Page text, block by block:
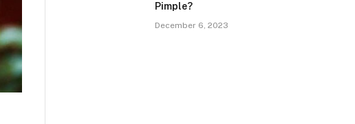
Pimple?
December 6, 2023